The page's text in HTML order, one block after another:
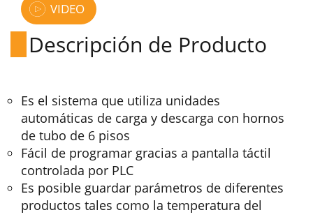
VIDEO
Descripción de Producto
Es el sistema que utiliza unidades
automáticas de carga y descarga con hornos
de tubo de 6 pisos
Fácil de programar gracias a pantalla táctil
controlada por PLC
Es posible guardar parámetros de diferentes
productos tales como la temperatura del